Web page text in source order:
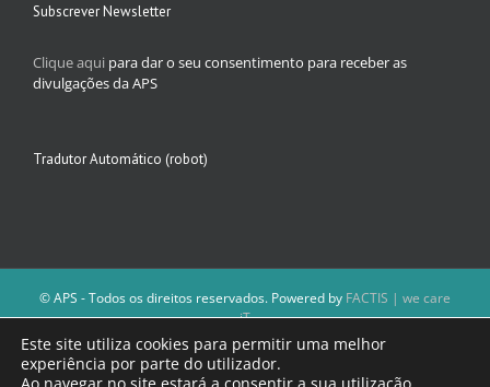
Subscrever Newsletter
Clique aqui para dar o seu consentimento para receber as
divulgações da APS
Tradutor Automático (robot)
© APS - Todos os direitos reservados. Powered by FACTIS | we care
iT
A Direção da APS reserva-se o direito de não publicar conteúdos que
violem as leis nacionais.
Os textos assinados e as imagens depositadas são da inteira
Este site utiliza cookies para permitir uma melhor
experiência por parte do utilizador.